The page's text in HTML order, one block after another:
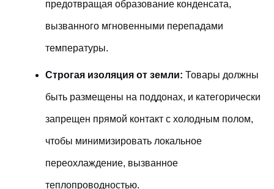
предотвращая образование конденсата,
вызванного мгновенными перепадами
температуры.
Строгая изоляция от земли: Товары должны
быть размещены на поддонах, и категорически
запрещен прямой контакт с холодным полом,
чтобы минимизировать локальное
переохлаждение, вызванное
теплопроводностью.